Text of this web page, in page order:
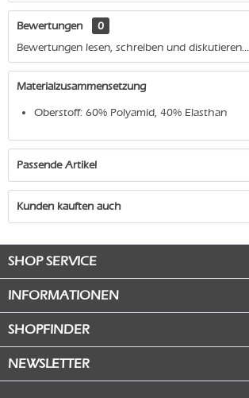
Bewertungen
0
Bewertungen lesen, schreiben und diskutieren...
Materialzusammensetzung
Oberstoff: 60% Polyamid, 40% Elasthan
Passende Artikel
Kunden kauften auch
SHOP SERVICE
INFORMATIONEN
SHOPFINDER
NEWSLETTER